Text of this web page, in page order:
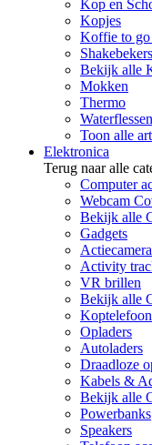
Kop en
Kopjes
Koffie to go
Shakebekers
Bekijk alle
Mokken
Thermo
Waterflessen
Toon alle
Elektronica
Terug naar alle
Computer
Webcam
Bekijk alle
Gadgets
Activity
VR brillen
Bekijk alle
Opladers
Autoladers
Draadloze
Kabels &
Bekijk alle
Powerbanks
Speakers